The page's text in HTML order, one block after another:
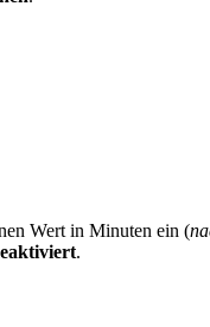
Wert in Minuten ein (
.